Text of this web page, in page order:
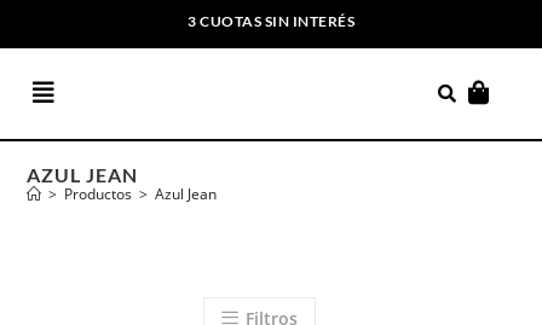
3 CUOTAS SIN INTERÉS
AZUL JEAN
> Productos > Azul Jean
Filtros